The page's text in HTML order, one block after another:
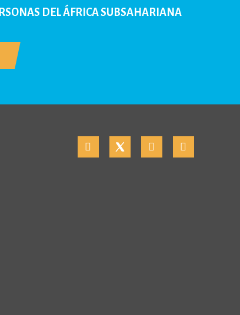
DEL ÁFRICA SUBSAHARIANA